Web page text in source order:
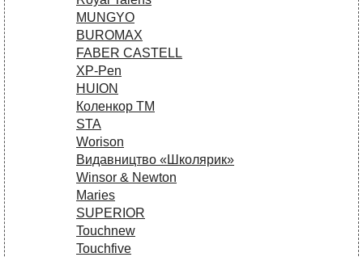
MUNGYO
BUROMAX
FABER CASTELL
XP-Pen
HUION
Коленкор ТМ
STA
Worison
Видавництво «Школярик»
Winsor & Newton
Maries
SUPERIOR
Touchnew
Touchfive